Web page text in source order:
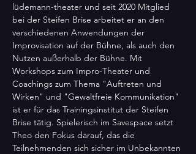
lüdemann-theater und seit 2020 Mitglied
bei der Steifen Brise arbeitet er an den
verschiedenen Anwendungen der
Improvisation auf der Bühne, als auch den
Nutzen außerhalb der Bühne. Mit
Workshops zum Impro-Theater und
Coachings zum Thema "Auftreten und
Wirken" und "Gewaltfreie Kommunikation"
ist er für das Trainingsinstitut der Steifen
Brise tätig. Spielerisch im Savespace setzt
Theo den Fokus darauf, das die
Teilnehmenden sich sicher im Unbekannten